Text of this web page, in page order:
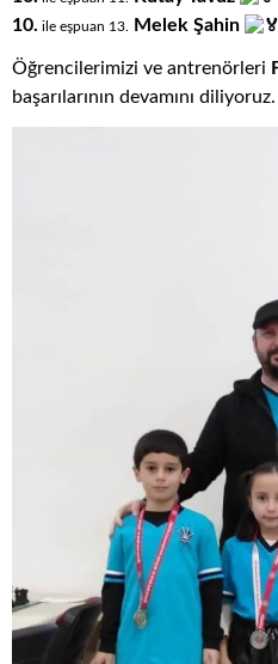
10. ile eşpuan 13. Melek Şahin
Öğrencilerimizi ve antrenörleri
başarılarının devamını diliyoruz.